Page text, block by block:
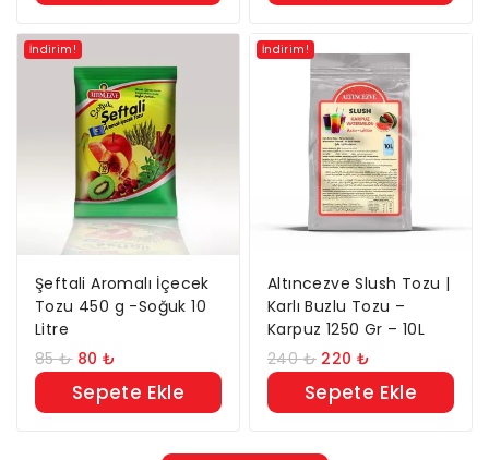
İndirim!
Şeftali Aromalı İçecek
Tozu 450 g -Soğuk 10
Litre
85₺ 80₺
Sepete Ekle
İndirim!
Altıncezve Slush Tozu |
Karlı Buzlu Tozu –
Karpuz 1250 Gr – 10L
240₺ 220₺
Sepete Ekle